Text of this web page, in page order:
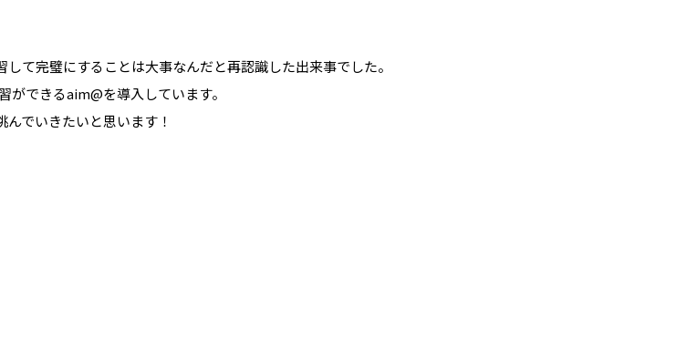
て完璧にすることは大事なんだと再認識した出来事でした。
できるaim@を導入しています。
でいきたいと思います！